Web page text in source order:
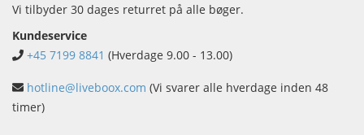
Vi tilbyder 30 dages returret på alle bøger.
Kundeservice
+45 7199 8841 (Hverdage 9.00 - 13.00)
hotline@liveboox.com (Vi svarer alle hverdage inden 48
timer)